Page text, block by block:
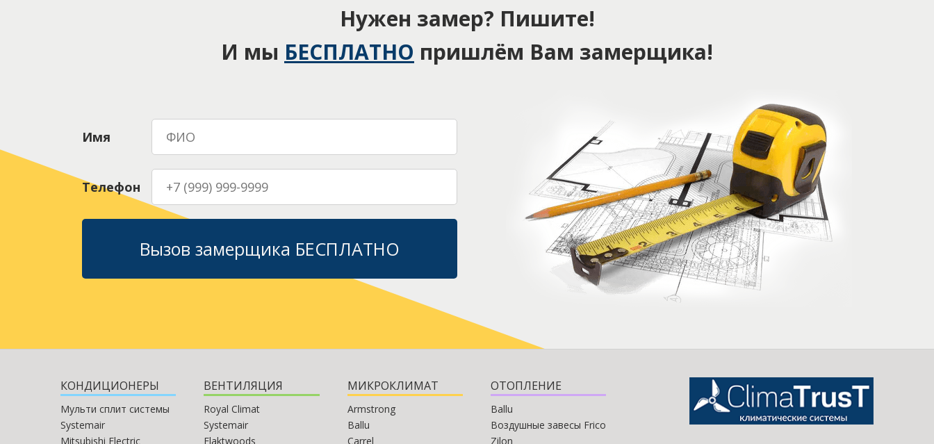
Нужен замер? Пишите!
И мы БЕСПЛАТНО пришлём Вам замерщика!
Имя
Телефон
Вызов замерщика БЕСПЛАТНО
КОНДИЦИОНЕРЫ
Мульти сплит системы
Systemair
Mitsubishi Electric
ВЕНТИЛЯЦИЯ
Royal Climat
Systemair
Flaktwoods
МИКРОКЛИМАТ
Armstrong
Ballu
Carrel
ОТОПЛЕНИЕ
Ballu
Воздушные завесы Frico
Zilon